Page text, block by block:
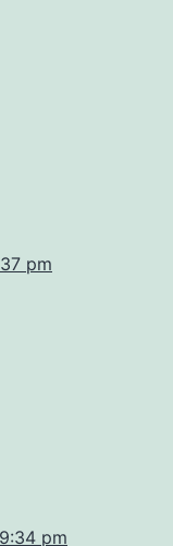
pm
pm